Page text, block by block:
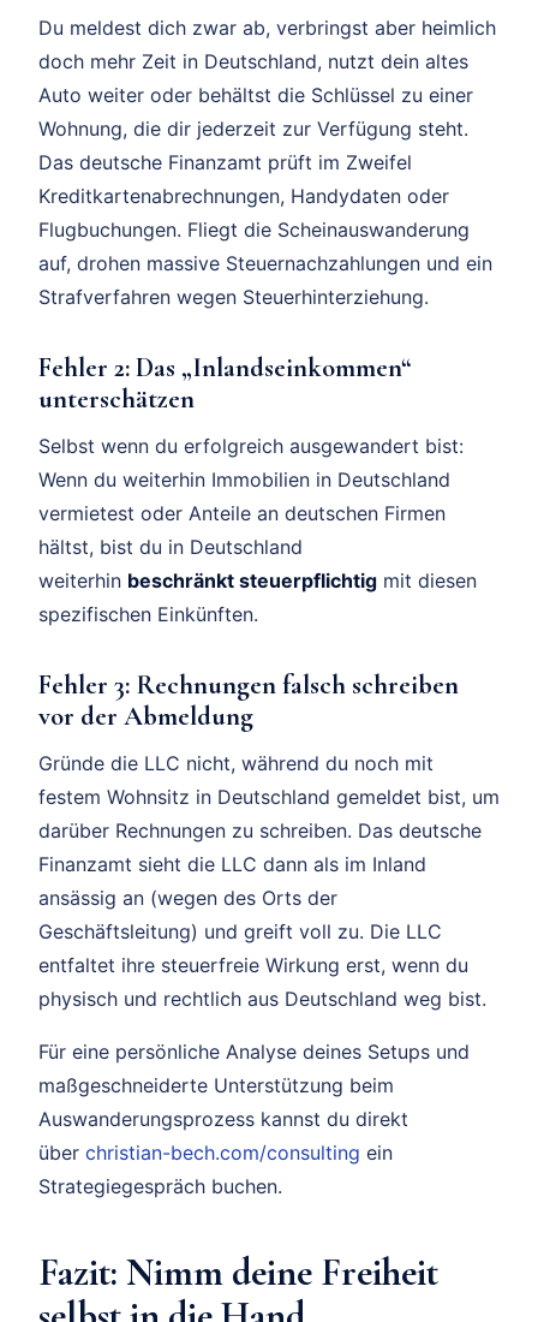
Du meldest dich zwar ab, verbringst aber heimlich
doch mehr Zeit in Deutschland, nutzt dein altes
Auto weiter oder behältst die Schlüssel zu einer
Wohnung, die dir jederzeit zur Verfügung steht.
Das deutsche Finanzamt prüft im Zweifel
Kreditkartenabrechnungen, Handydaten oder
Flugbuchungen. Fliegt die Scheinauswanderung
auf, drohen massive Steuernachzahlungen und ein
Strafverfahren wegen Steuerhinterziehung.
Fehler 2: Das „Inlandseinkommen“
unterschätzen
Selbst wenn du erfolgreich ausgewandert bist:
Wenn du weiterhin Immobilien in Deutschland
vermietest oder Anteile an deutschen Firmen
hältst, bist du in Deutschland
weiterhin beschränkt steuerpflichtig mit diesen
spezifischen Einkünften.
Fehler 3: Rechnungen falsch schreiben
vor der Abmeldung
Gründe die LLC nicht, während du noch mit
festem Wohnsitz in Deutschland gemeldet bist, um
darüber Rechnungen zu schreiben. Das deutsche
Finanzamt sieht die LLC dann als im Inland
ansässig an (wegen des Orts der
Geschäftsleitung) und greift voll zu. Die LLC
entfaltet ihre steuerfreie Wirkung erst, wenn du
physisch und rechtlich aus Deutschland weg bist.
Für eine persönliche Analyse deines Setups und
maßgeschneiderte Unterstützung beim
Auswanderungsprozess kannst du direkt
über christian-bech.com/consulting ein
Strategiegespräch buchen.
Fazit: Nimm deine Freiheit